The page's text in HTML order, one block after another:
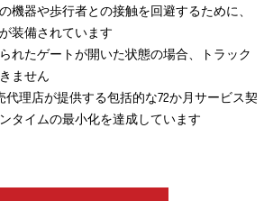
機器や歩行者との接触を回避するために、
装備されています
れたゲートが開いた状態の場合、トラック
ません
代理店が提供する包括的な72か月サービス契
タイムの最小化を達成しています